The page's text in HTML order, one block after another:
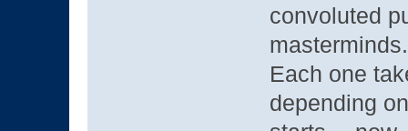
convoluted
masterminds.
Each one
depending